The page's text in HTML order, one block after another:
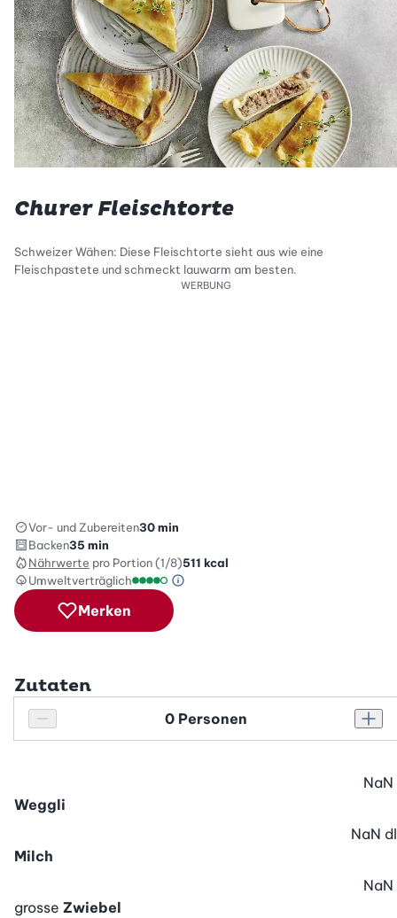
Churer Fleischtorte
Schweizer Wähen: Diese Fleischtorte sieht aus wie eine
Fleischpastete und schmeckt lauwarm am besten.
WERBUNG
Vor- und Zubereiten30 min
Backen35 min
Nährwerte pro Portion (1/8)511 kcal
Umweltverträglich
Umweltverträglichkeitsskala: 4 von 5
Green Betty Skala Info
Merken
Zutaten
Personenanzahl verringern
Personenanzahl
Weggli
NaN
Milch
NaN dl
grosse Zwiebel
NaN